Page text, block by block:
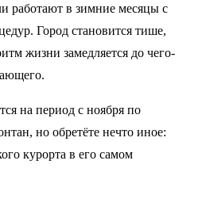
работают в зимние месяцы с
Город становится тише,
жизни замедляется до чего-
на период с ноября по
но обретёте нечто иное:
курорта в его самом